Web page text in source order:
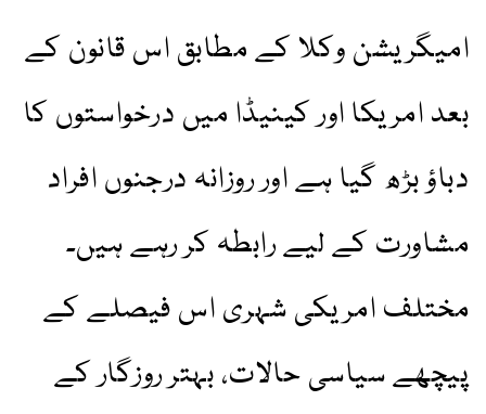
امیگریشن وکلا کے مطابق اس قانون کے
بعد امریکا اور کینیڈا میں درخواستوں کا
دباؤ بڑھ گیا ہے اور روزانہ درجنوں افراد
مشاورت کے لیے رابطہ کر رہے ہیں۔
مختلف امریکی شہری اس فیصلے کے
پیچھے سیاسی حالات، بہتر روزگار کے